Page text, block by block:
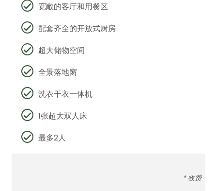
宽敞的客厅和用餐区
配套齐全的开放式厨房
超大储物空间
全景落地窗
洗衣干衣一体机
1张超大双人床
最多2人
* 收费